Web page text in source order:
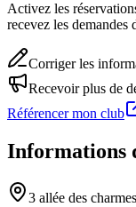
Activez les
recevez les demandes
Corriger les
Recevoir plus de
Référencer mon club
Informations
3 allée des